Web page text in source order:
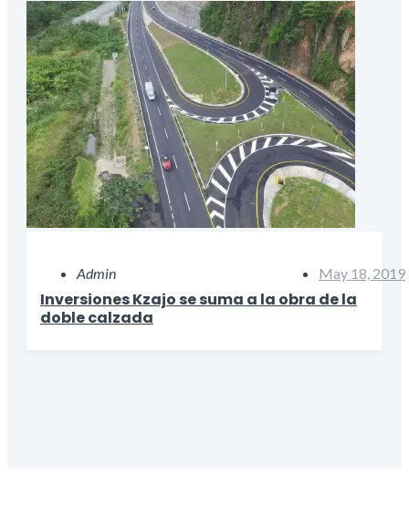
Admin May 18, 2019
Inversiones Kzajo se suma a la obra de la
doble calzada